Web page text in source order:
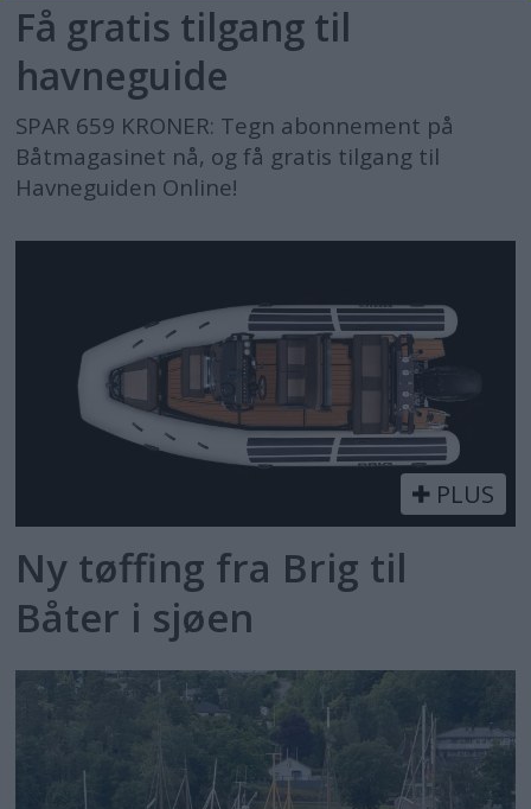
Få gratis tilgang til
havneguide
SPAR 659 KRONER: Tegn abonnement på
Båtmagasinet nå, og få gratis tilgang til
Havneguiden Online!
PLUS
Ny tøffing fra Brig til
Båter i sjøen